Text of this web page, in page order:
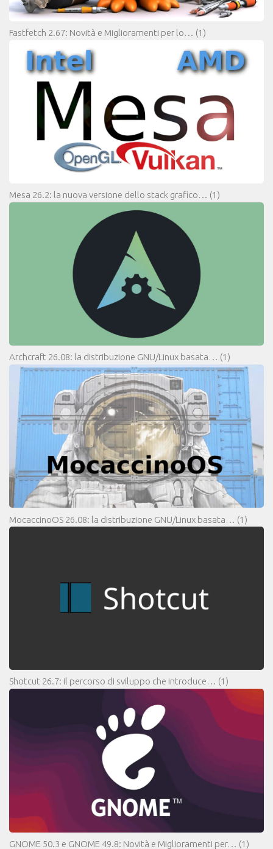
Fastfetch 2.67: Novità e Miglioramenti per lo… (1)
Mesa 26.2: la nuova versione dello stack grafico… (1)
Archcraft 26.08: la distribuzione GNU/Linux basata… (1)
MocaccinoOS 26.08: la distribuzione GNU/Linux basata… (1)
Shotcut 26.7: il percorso di sviluppo che introduce… (1)
GNOME 50.3 e GNOME 49.8: Novità e Miglioramenti per… (1)